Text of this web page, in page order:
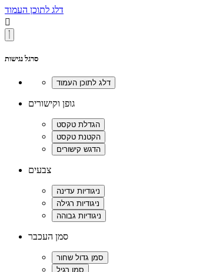
דלג לתוכן העמוד

סרגל נגישות
גופן וקישורים
צבעים
סמן העכבר